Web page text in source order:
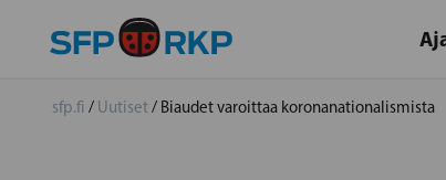
sfp.fi / Uutiset/ Biaudet varoittaa koronanationalismista